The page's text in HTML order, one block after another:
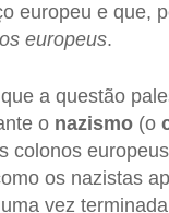
europeu e que,
europeus.
a questão
o nazismo(o
colonos
os nazistas
vez